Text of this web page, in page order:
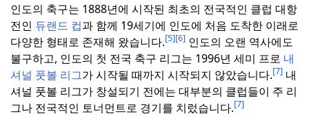
인도의 축구는 1888년에 시작된 최초의 전국적인 클럽 대항
전인 듀랜드 컵과 함께 19세기에 인도에 처음 도착한 이래로
다양한 형태로 존재해 왔습니다.[5][6] 인도의 오랜 역사에도
불구하고, 인도의 첫 전국 축구 리그는 1996년 세미 프로 내
셔널 풋볼 리그가 시작될 때까지 시작되지 않았습니다.[7] 내
셔널 풋볼 리그가 창설되기 전에는 대부분의 클럽들이 주 리
그나 전국적인 토너먼트로 경기를 치렀습니다.[7]